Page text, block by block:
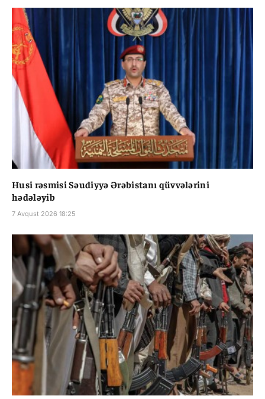
Husi rəsmisi Səudiyyə Ərəbistanı qüvvələrini
hədələyib
7 Avqust 2026 18:25